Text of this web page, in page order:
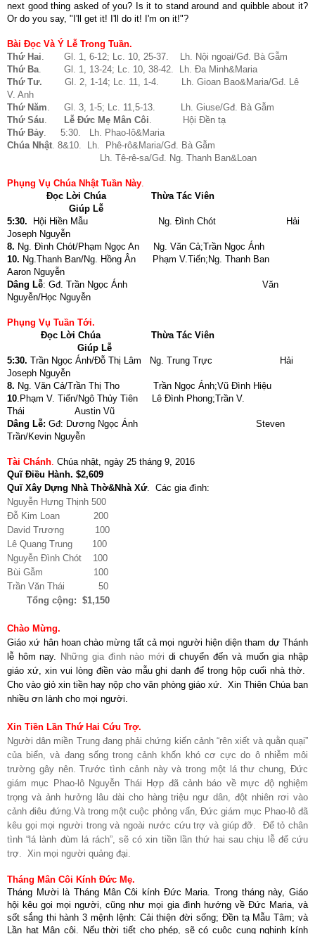
next good thing asked of you? Is it to stand around and quibble about it?
Or do you say, "I'll get it! I'll do it! I'm on it!"?
Bài Đọc Và Ý Lễ Trong Tuần.
Thứ Hai. Gl. 1, 6-12; Lc. 10, 25-37. Lh. Nội ngoại/Gđ. Bà Gẫm
Thứ Ba. Gl. 1, 13-24; Lc. 10, 38-42. Lh. Đa Minh&Maria
Thứ Tư.
Gl. 2, 1-14; Lc. 11, 1-4. Lh. Gioan Bao&Maria/Gđ. Lê
V. Anh
Thứ Năm. Gl. 3, 1-5; Lc. 11,5-13. Lh. Giuse/Gđ. Bà Gẫm
Thứ Sáu. Lễ Đức Mẹ Mân Côi. Hội Đền tạ
Thứ Bảy. 5:30. Lh. Phao-lô&Maria
Chúa Nhật. 8&10. Lh. Phê-rô&Maria/Gđ. Bà Gẫm
Lh. Tê-rê-sa/Gđ. Ng. Thanh Ban&Loan
Phụng Vụ Chúa Nhật Tuần Này.
Đọc Lời Chúa
Thừa Tác Viên
Giúp Lễ
5:30. Hội Hiền Mẫu Ng. Đình Chót Hải
Joseph Nguyễn
8. Ng. Đình Chót/Phạm Ngọc An Ng. Văn Cả;Trần Ngọc Ánh
10. Ng.Thanh Ban/Ng. Hồng Ân Phạm V.Tiến;Ng. Thanh Ban
Aaron Nguyễn
Dâng Lễ: Gđ. Trần Ngọc Ánh
Văn
Nguyễn/Học Nguyễn
Phụng Vụ Tuần Tới.
Đọc Lời Chúa
Thừa Tác Viên
Giúp Lễ
5:30. Trần Ngọc Ánh/Đỗ Thị Lâm Ng. Trung Trực Hải
Joseph Nguyễn
8. Ng. Văn Cả/Trần Thị Tho Trần Ngọc Ánh;Vũ Đình Hiệu
10.Phạm V. Tiến/Ngô Thủy Tiên Lê Đình Phong;Trần V.
Thái Austin Vũ
Dâng Lễ: Gđ: Dương Ngọc Ánh Steven
Trần/Kevin Nguyễn
Tài Chánh. Chúa nhật, ngày 25 tháng 9, 2016
Quĩ Điều Hành. $2,609
Quĩ Xây Dựng Nhà Thờ&Nhà Xứ. Các gia đình:
Nguyễn Hưng Thịnh 500
Đỗ Kim Loan 200
David Trương 100
Lê Quang Trung 100
Nguyễn Đình Chót 100
Bùi Gẫm 100
Trần Văn Thái 50
Tổng cộng: $1,150
Chào Mừng.
Giáo xứ hân hoan chào mừng tất cả mọi người hiện diện tham dự Thánh
lễ hôm nay. Những gia đình nào mới di chuyển đến và muốn gia nhập
giáo xứ, xin vui lòng điền vào mẫu ghi danh để trong hộp cuối nhà thờ.
Cho vào giỏ xin tiền hay nộp cho văn phòng giáo xứ. Xin Thiên Chúa ban
nhiều ơn lành cho mọi người.
Xin Tiền Lần Thứ Hai Cứu Trợ.
Người dân miền Trung đang phải chứng kiến cảnh “rên xiết và quằn quại”
của biển, và đang sống trong cảnh khốn khó cơ cực do ô nhiễm môi
trường gây nên. Trước tình cảnh này và trong một lá thư chung, Đức
giám mục Phao-lô Nguyễn Thái Hợp đã cảnh báo về mực độ nghiệm
trọng và ảnh hưởng lâu dài cho hàng triệu ngư dân, đột nhiên rơi vào
cảnh điêu đứng.Và trong một cuộc phỏng vấn, Đức giám mục Phao-lô đã
kêu gọi mọi người trong và ngoài nước cứu trợ và giúp đỡ. Để tỏ chân
tình “lá lành đùm lá rách”, sẽ có xin tiền lần thứ hai sau chịu lễ để cứu
trợ. Xin mọi người quảng đại.
Tháng Mân Côi Kính Đức Mẹ.
Tháng Mười là Tháng Mân Côi kính Đức Maria. Trong tháng này, Giáo
hội kêu gọi mọi người, cũng như mọi gia đình hướng về Đức Maria, và
sốt sắng thi hành 3 mệnh lệnh: Cải thiện đời sống; Đền tạ Mẫu Tâm; và
Lần hạt Mân côi. Nếu thời tiết cho phép, sẽ có cuộc cung nghinh kính